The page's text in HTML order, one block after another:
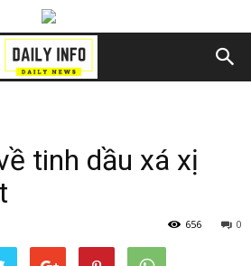
tinh dầu xá xị
0
656